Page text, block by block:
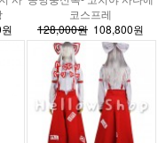
코스프레
128,000원108,800원